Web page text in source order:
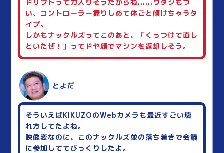
ドリフトって力入りそうだからね......ワタシもつ
い、コントローラー握りしめて体ごと傾けちゃうタ
イプ。
しかもナックルズってこのあと、「くっつけて直し
といたぜ！」ってドヤ顔でマシンを返却しそう。
とよだ
そういえばKIKUZOのWebカメラも最近すごい壊
れ方してたよね。
映像変なのに、このナックルズ並の落ち着きで会議
に参加しててびっくりしたよ。